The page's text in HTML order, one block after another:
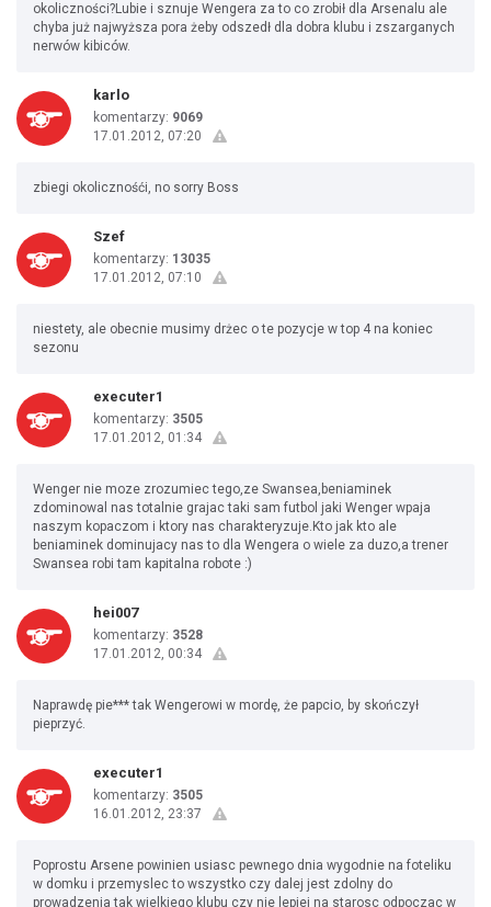
okoliczności?Lubie i sznuje Wengera za to co zrobił dla Arsenalu ale
chyba już najwyższa pora żeby odszedł dla dobra klubu i zszarganych
nerwów kibiców.
karlo
komentarzy: 9069
17.01.2012, 07:20
zbiegi okolicznośći, no sorry Boss
Szef
komentarzy: 13035
17.01.2012, 07:10
niestety, ale obecnie musimy drżec o te pozycje w top 4 na koniec
sezonu
executer1
komentarzy: 3505
17.01.2012, 01:34
Wenger nie moze zrozumiec tego,ze Swansea,beniaminek
zdominowal nas totalnie grajac taki sam futbol jaki Wenger wpaja
naszym kopaczom i ktory nas charakteryzuje.Kto jak kto ale
beniaminek dominujacy nas to dla Wengera o wiele za duzo,a trener
Swansea robi tam kapitalna robote :)
hei007
komentarzy: 3528
17.01.2012, 00:34
Naprawdę pie*** tak Wengerowi w mordę, że papcio, by skończył
pieprzyć.
executer1
komentarzy: 3505
16.01.2012, 23:37
Poprostu Arsene powinien usiasc pewnego dnia wygodnie na foteliku
w domku i przemyslec to wszystko czy dalej jest zdolny do
prowadzenia tak wielkiego klubu czy nie lepiej na starosc odpoczac w